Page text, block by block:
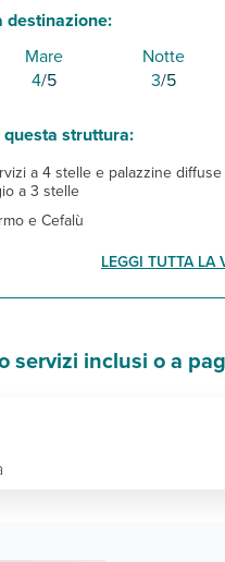
destinazione:
Mare
4/5
Notte
3/5
struttura:
a 4 stelle e palazzine
a 3 stelle
e Cefalù
LEGGI TUTTA LA
servizi inclusi o a